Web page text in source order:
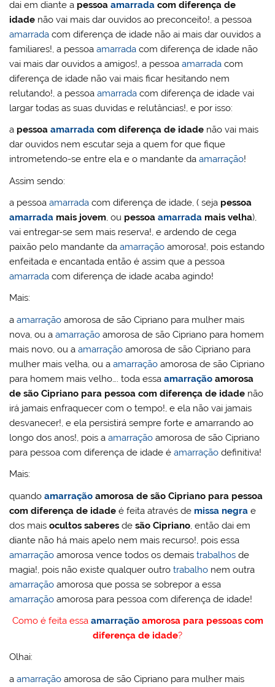
dai em diante a pessoaamarrada com diferença de
idade não vai mais dar ouvidos ao preconceito!, a pessoa
amarrada com diferença de idade não ai mais dar ouvidos a
familiares!, a pessoaamarrada com diferença de idade não
vai mais dar ouvidos a amigos!, a pessoaamarrada com
diferença de idade não vai mais ficar hesitando nem
relutando!, a pessoaamarrada com diferença de idade vai
largar todas as suas duvidas e relutâncias!, e por isso:
a pessoaamarrada com diferença de idade não vai mais
dar ouvidos nem escutar seja a quem for que fique
intrometendo-se entre ela e o mandante daamarração!
Assim sendo:
a pessoaamarrada com diferença de idade, ( seja pessoa
amarrada mais jovem, ou pessoaamarrada mais velha),
vai entregar-se sem mais reserva!, e ardendo de cega
paixão pelo mandante daamarração amorosa!, pois estando
enfeitada e encantada então é assim que a pessoa
amarrada com diferença de idade acaba agindo!
Mais:
aamarração amorosa de são Cipriano para mulher mais
nova, ou aamarração amorosa de são Cipriano para homem
mais novo, ou aamarração amorosa de são Cipriano para
mulher mais velha, ou aamarração amorosa de são Cipriano
para homem mais velho…. toda essaamarração amorosa
de são Cipriano para pessoa com diferença de idade não
irá jamais enfraquecer com o tempo!, e ela não vai jamais
desvanecer!, e ela persistirá sempre forte e amarrando ao
longo dos anos!, pois aamarração amorosa de são Cipriano
para pessoa com diferença de idade éamarração definitiva!
Mais:
quandoamarração amorosa de são Cipriano para pessoa
com diferença de idade é feita através de missa negra e
dos maisocultos saberes desão Cipriano, então dai em
diante não há mais apelo nem mais recurso!, pois essa
amarração amorosa vence todos os demaistrabalhos de
magia!, pois não existe qualquer outrotrabalho nem outra
amarração amorosa que possa se sobrepor a essa
amarração amorosa para pessoa com diferença de idade!
Como é feita essa amarraçãoamorosa para pessoas com
diferença de idade?
Olhai:
aamarração amorosa de são Cipriano para mulher mais